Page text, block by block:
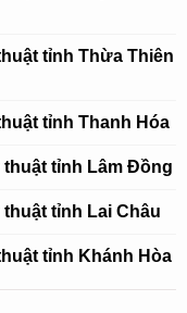
tỉnh Thừa Thiên
tỉnh Thanh Hóa
thuật tỉnh Lâm Đồng
tỉnh Lai Châu
tỉnh Khánh Hòa